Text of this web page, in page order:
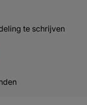
te schrijven